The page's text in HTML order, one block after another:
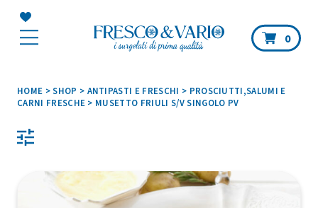
0
HOME >SHOP > ANTIPASTI E FRESCHI > PROSCIUTTI,SALUMI E
CARNI FRESCHE > MUSETTO FRIULI S/V SINGOLO PV